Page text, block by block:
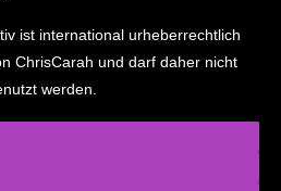
ist international urheberrechtlich
ChrisCarah und darf daher nicht
werden.